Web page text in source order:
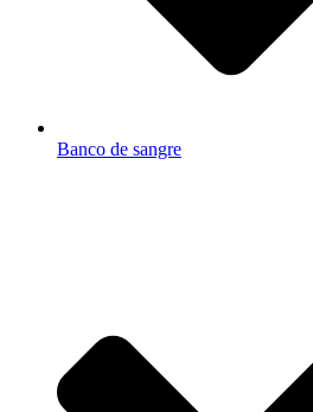
Banco de sangre